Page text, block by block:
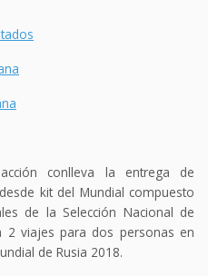
conlleva la entrega de
kit del Mundial compuesto
de la Selección Nacional de
2 viajes para dos personas en
de Rusia 2018.